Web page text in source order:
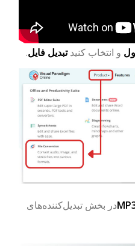
و انتخاب کنیدتبدیل فایل.
در بخش تبدیل‌کننده‌های